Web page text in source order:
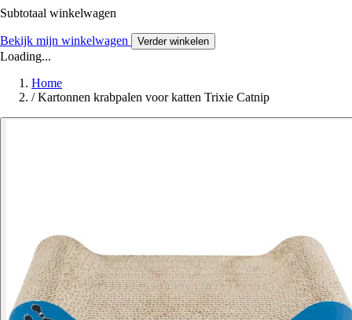
Subtotaal winkelwagen
Bekijk mijn winkelwagen Verder winkelen
Loading...
Home
/ Kartonnen krabpalen voor katten Trixie Catnip